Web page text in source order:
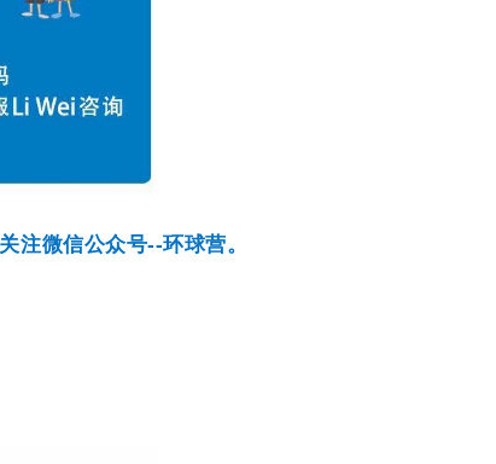
注微信公众号--环球营。